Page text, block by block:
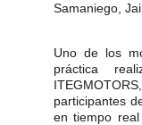
Samaniego,
Uno de los
práctica
participantes
en tiempo